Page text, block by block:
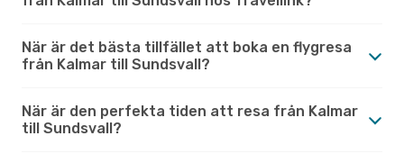
När är det bästa tillfället att boka en flygresa
från Kalmar till Sundsvall?
När är den perfekta tiden att resa från Kalmar
till Sundsvall?